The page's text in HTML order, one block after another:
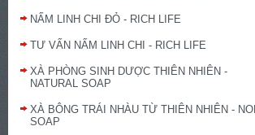
NẤM LINH CHI ĐỎ - RICH LIFE
TƯ VẤN NẤM LINH CHI - RICH LIFE
XÀ PHÒNG SINH DƯỢC THIÊN NHIÊN -
NATURAL SOAP
XÀ BÔNG TRÁI NHÀU TỪ THIÊN NHIÊN -
SOAP